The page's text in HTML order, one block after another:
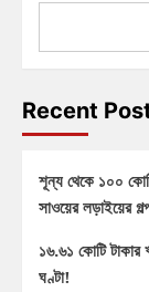
Recent
শূন্য থেকে ১০০
সাওয়ের লড়াইয়ের
১৬.৬১ কোটি টাকার
ঘণ্টা!